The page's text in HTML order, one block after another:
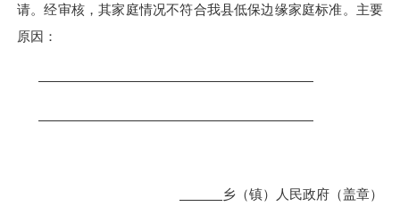
请。经审核，其家庭情况不符合我县低保边缘家庭标准。主要
原因：
乡（镇）人民政府 （盖章）